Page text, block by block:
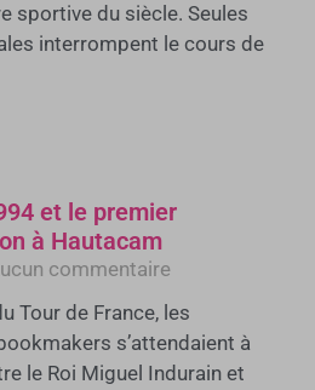
sportive du siècle. Seules
interrompent le cours de
et le premier
à Hautacam
commentaire
Tour de France, les
s’attendaient à
le Roi Miguel Indurain et